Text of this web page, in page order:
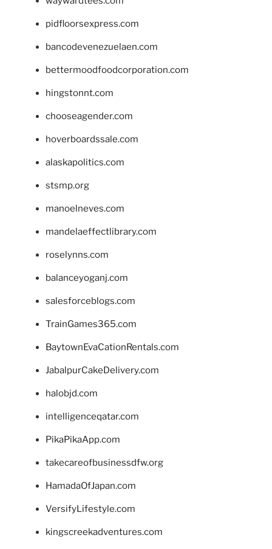
pidfloorsexpress.com
bancodevenezuelaen.com
bettermoodfoodcorporation.com
hingstonnt.com
chooseagender.com
hoverboardssale.com
alaskapolitics.com
stsmp.org
manoelneves.com
mandelaeffectlibrary.com
roselynns.com
balanceyoganj.com
salesforceblogs.com
TrainGames365.com
BaytownEvaCationRentals.com
JabalpurCakeDelivery.com
halobjd.com
intelligenceqatar.com
PikaPikaApp.com
takecareofbusinessdfw.org
HamadaOfJapan.com
VersifyLifestyle.com
kingscreekadventures.com